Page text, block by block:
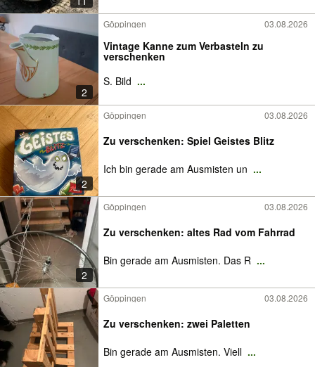
2
Göppingen 03.08.2026
Vintage Kanne zum Verbasteln zu
verschenken
S. Bild ...
2
Göppingen 03.08.2026
Zu verschenken: Spiel Geistes Blitz
Ich bin gerade am Ausmisten un ...
2
Göppingen 03.08.2026
Zu verschenken: altes Rad vom Fahrrad
Bin gerade am Ausmisten. Das R ...
Göppingen 03.08.2026
Zu verschenken: zwei Paletten
Bin gerade am Ausmisten. Viell ...